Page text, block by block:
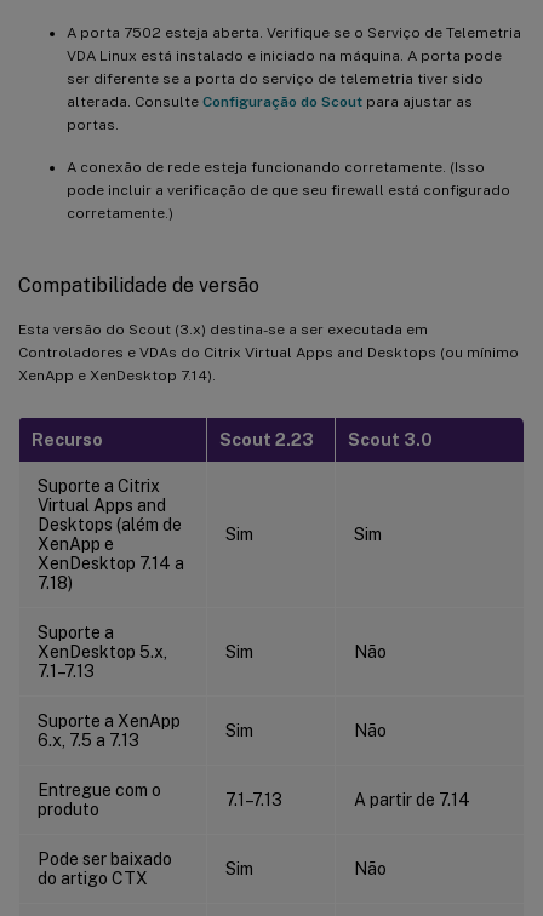
A porta 7502 esteja aberta. Verifique se o Serviço de Telemetria
VDA Linux está instalado e iniciado na máquina. A porta pode
ser diferente se a porta do serviço de telemetria tiver sido
alterada. Consulte Configuração do Scout para ajustar as
portas.
A conexão de rede esteja funcionando corretamente. (Isso
pode incluir a verificação de que seu firewall está configurado
corretamente.)
Compatibilidade de versão
Esta versão do Scout (3.x) destina-se a ser executada em
Controladores e VDAs do Citrix Virtual Apps and Desktops (ou mínimo
XenApp e XenDesktop 7.14).
Recurso Scout 2.23 Scout 3.0
Suporte a Citrix
Virtual Apps and
Desktops (além de
XenApp e
XenDesktop 7.14 a
7.18)
Sim Sim
Suporte a
XenDesktop 5.x,
7.1–7.13
Sim Não
Suporte a XenApp
6.x, 7.5 a 7.13
Sim Não
Entregue com o
produto
7.1–7.13 A partir de 7.14
Pode ser baixado
do artigo CTX
Sim Não